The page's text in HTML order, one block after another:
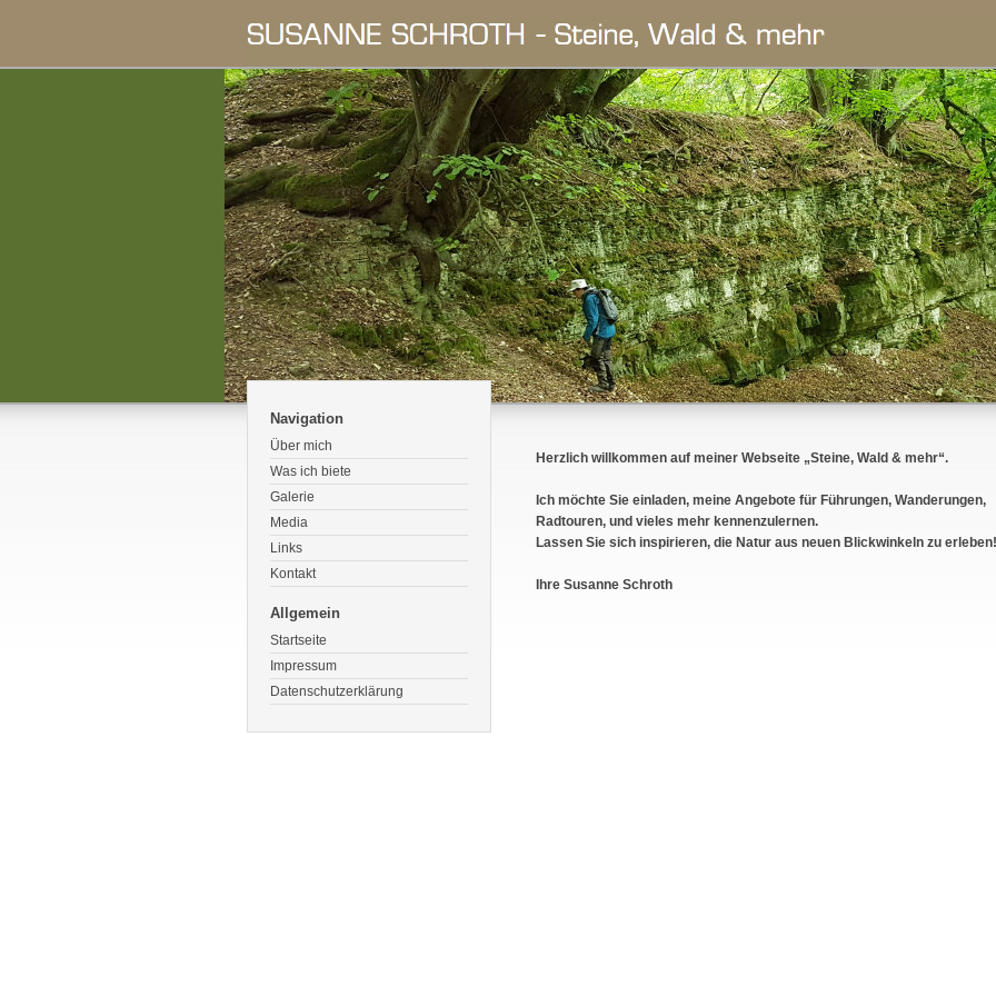
Navigation
Über mich
Was ich biete
Galerie
Media
Links
Kontakt
Allgemein
Startseite
Impressum
Datenschutzerklärung
Herzlich willkommen auf meiner Webseite „Steine, Wald & mehr“.
Ich möchte Sie einladen, meine Angebote für Führungen, Wanderungen,
Radtouren, und vieles mehr kennenzulernen.
Lassen Sie sich inspirieren, die Natur aus neuen Blickwinkeln zu erleben!
Ihre Susanne Schroth